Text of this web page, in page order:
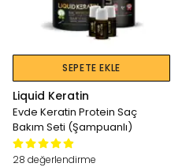
SEPETE EKLE
Liquid Keratin
Evde Keratin Protein Saç
Bakım Seti (Şampuanlı)
28 değerlendirme